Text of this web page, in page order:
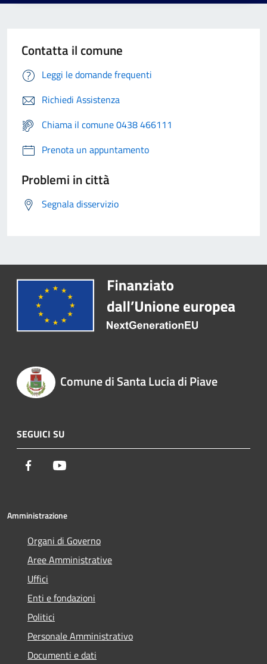
Contatta il comune
Leggi le domande frequenti
Richiedi Assistenza
Chiama il comune 0438 466111
Prenota un appuntamento
Problemi in città
Segnala disservizio
Comune di Santa Lucia di Piave
SEGUICI SU
Facebook
Amministrazione
Organi di Governo
Aree Amministrative
Uffici
Enti e fondazioni
Politici
Personale Amministrativo
Documenti e dati